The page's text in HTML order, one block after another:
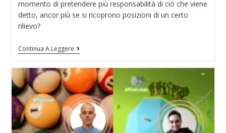
momento di pretendere più responsabilità di ciò che viene
detto, ancor più se si ricoprono posizioni di un certo
rilievo?
Continua A Leggere